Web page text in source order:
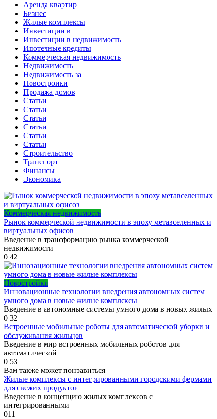
Аренда квартир
Бизнес
Жилые комплексы
Инвестиции в
Инвестиции в недвижимость
Ипотечные кредиты
Коммерческая недвижимость
Недвижимость
Недвижимость за
Новостройки
Продажа домов
Статьи
Статьи
Статьи
Статьи
Статьи
Статьи
Строительство
Транспорт
Финансы
Экономика
Коммерческая недвижимость
Рынок коммерческой недвижимости в эпоху метавселенных и
виртуальных офисов
Введение в трансформацию рынка коммерческой
недвижимости
0 42
Новостройки
Инновационные технологии внедрения автономных систем
умного дома в новые жилые комплексы
Введение в автономные системы умного дома в новых жилых
0 32
Встроенные мобильные роботы для автоматической уборки и
обслуживания жильцов
Введение в мир встроенных мобильных роботов для
автоматической
0 53
Вам также может понравиться
Жилые комплексы с интегрированными городскими фермами
для свежих продуктов
Введение в концепцию жилых комплексов с
интегрированными
011